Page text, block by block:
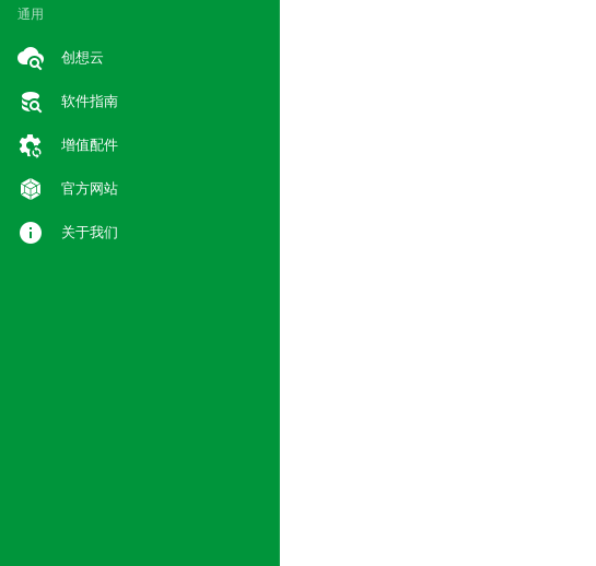
通用
创想云
软件指南
增值配件
官方网站
关于我们